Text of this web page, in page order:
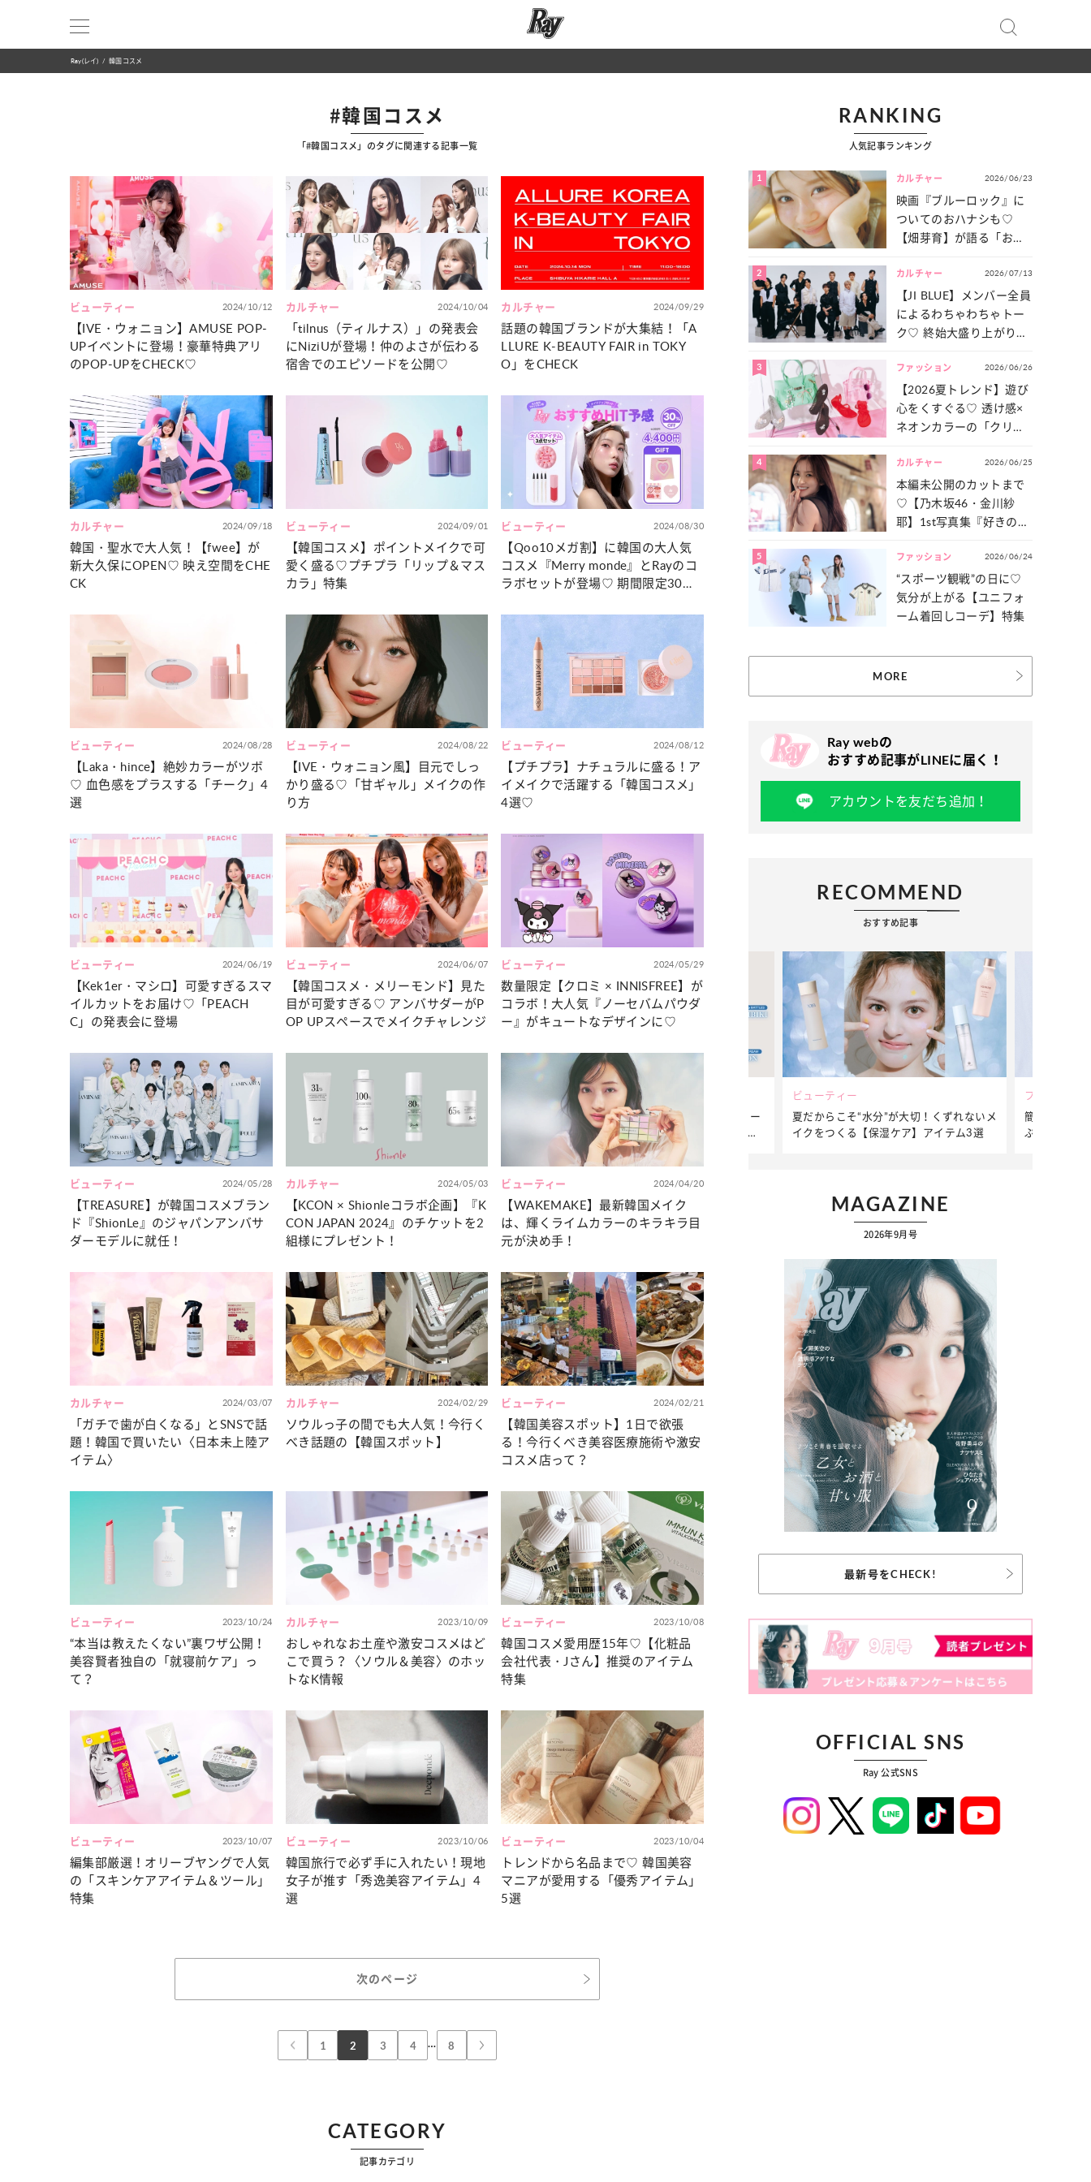
Ray(レイ) 韓国コスメ
#韓国コスメ
「#韓国コスメ」のタグに関連する記事一覧
ビューティー 2024/10/12
【IVE・ウォニョン】AMUSE POP‐
UPイベントに登場！豪華特典アリ
のPOP‐UPをCHECK♡
カルチャー 2024/10/04
「tilnus（ティルナス）」の発表会
にNiziUが登場！仲のよさが伝わる
宿舎でのエピソードを公開♡
カルチャー 2024/09/29
話題の韓国ブランドが大集結！「A
LLURE K-BEAUTY FAIR in TOKY
O」をCHECK
カルチャー 2024/09/18
韓国・聖水で大人気！【fwee】が
新大久保にOPEN♡ 映え空間をCHE
CK
ビューティー 2024/09/01
【韓国コスメ】ポイントメイクで可
愛く盛る♡プチプラ「リップ＆マス
カラ」特集
ビューティー 2024/08/30
【Qoo10メガ割】に韓国の大人気
コスメ『Merry monde』とRayのコ
ラボセットが登場♡ 期間限定30％
ビューティー 2024/08/28
【Laka・hince】絶妙カラーがツボ
♡ 血色感をプラスする「チーク」4
選
ビューティー 2024/08/22
【IVE・ウォニョン風】目元でしっ
かり盛る♡「甘ギャル」メイクの作
り方
ビューティー 2024/08/12
【プチプラ】ナチュラルに盛る！ア
イメイクで活躍する「韓国コスメ」
4選♡
ビューティー 2024/06/19
【Kek1er・マシロ】可愛すぎるスマ
イルカットをお届け♡「PEACH
C」の発表会に登場
ビューティー 2024/06/07
【韓国コスメ・メリーモンド】見た
目が可愛すぎる♡ アンバサダーがP
OP UPスペースでメイクチャレンジ
ビューティー 2024/05/29
数量限定【クロミ × INNISFREE】が
コラボ！大人気『ノーセバムパウダ
ー』がキュートなデザインに♡
ビューティー 2024/05/28
【TREASURE】が韓国コスメブラン
ド『ShionLe』のジャパンアンバサ
ダーモデルに就任！
カルチャー 2024/05/03
【KCON × Shionleコラボ企画】『K
CON JAPAN 2024』のチケットを2
組様にプレゼント！
ビューティー 2024/04/20
【WAKEMAKE】最新韓国メイク
は、輝くライムカラーのキラキラ目
元が決め手！
カルチャー 2024/03/07
「ガチで歯が白くなる」とSNSで話
題！韓国で買いたい〈日本未上陸ア
イテム〉
カルチャー 2024/02/29
ソウルっ子の間でも大人気！今行く
べき話題の【韓国スポット】
ビューティー 2024/02/21
【韓国美容スポット】1日で欲張
る！今行くべき美容医療施術や激安
コスメ店って？
ビューティー 2023/10/24
“本当は教えたくない”裏ワザ公開！
美容賢者独自の「就寝前ケア」っ
て？
カルチャー 2023/10/09
おしゃれなお土産や激安コスメはど
こで買う？〈ソウル＆美容〉のホッ
トなK情報
ビューティー 2023/10/08
韓国コスメ愛用歴15年♡【化粧品
会社代表・Jさん】推奨のアイテム
特集
ビューティー 2023/10/07
編集部厳選！オリーブヤングで人気
の「スキンケアアイテム＆ツール」
特集
ビューティー 2023/10/06
韓国旅行で必ず手に入れたい！現地
女子が推す「秀逸美容アイテム」4
選
ビューティー 2023/10/04
トレンドから名品まで♡ 韓国美容
マニアが愛用する「優秀アイテム」
5選
次のページ
1 2 3 4 … 8
RANKING
人気記事ランキング
1 カルチャー 2026/06/23
映画『ブルーロック』に
ついてのおハナシも♡
【畑芽育】が語る「お仕
は？
2 カルチャー 2026/07/13
【JI BLUE】メンバー全員
によるわちゃわちゃトー
ク♡ 終始大盛り上がりだ
一気見せ！
3 ファッション 2026/06/26
【2026夏トレンド】遊び
心をくすぐる♡ 透け感×
ネオンカラーの「クリア
4 カルチャー 2026/06/25
本編未公開のカットまで
♡【乃木坂46・金川紗
耶】1st写真集『好きのグ
たっぷりとお届け！
5 ファッション 2026/06/24
“スポーツ観戦”の日に♡
気分が上がる【ユニフォ
ーム着回しコーデ】特集
MORE
Ray webの
おすすめ記事がLINEに届く！
アカウントを友だち追加！
RECOMMEND
おすすめ記事
カルチャー
“憧れワンピ”を着るきっかけに♡ おしゃ
れ女子が夢中な「ヌン活」の楽しみ方
【12星座別】今月の恋愛運♡ 7月23日～
8月20日の運勢は？
カルチャー
【Dリーグ】Ray世代注目のプロダンサー
集団♡ 各チームを彩る「イケメンダンサ
ー」特集
ビューティー
夏だからこそ“水分”が大切！くずれないメ
イクをつくる【保湿ケア】アイテム3選
ファッション
簡単アレン
ぷりの【そ
MAGAZINE
2026年9月号
最新号をCHECK!
OFFICIAL SNS
Ray 公式SNS
CATEGORY
記事カテゴリ